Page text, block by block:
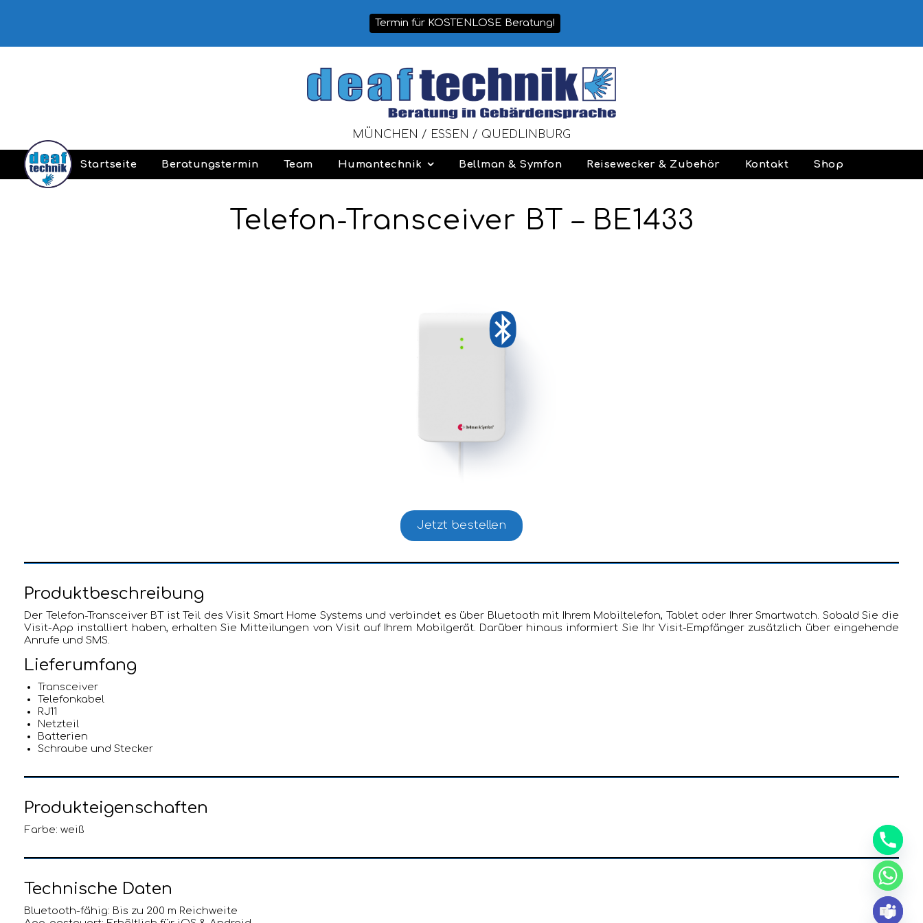
MÜNCHEN / ESSEN / QUEDLINBURG
Startseite Beratungstermin Team Humantechnik Bellman & Symfon Reisewecker & Zubehör Kontakt Shop
Telefon-Transceiver BT – BE1433
Jetzt bestellen
Produktbeschreibung
Der Telefon-Transceiver BT ist Teil des Visit Smart Home Systems und verbindet es über Bluetooth mit Ihrem Mobiltelefon, Tablet oder Ihrer Smartwatch. Sobald Sie die
Visit-App installiert haben, erhalten Sie Mitteilungen von Visit auf Ihrem Mobilgerät. Darüber hinaus informiert Sie Ihr Visit-Empfänger zusätzlich über eingehende
Anrufe und SMS.
Lieferumfang
Transceiver
Telefonkabel
RJ11
Netzteil
Batterien
Schraube und Stecker
Produkteigenschaften
Farbe: weiß
Technische Daten
Bluetooth-fähig: Bis zu 200 m Reichweite
Termin für KOSTENLOSE Beratung!